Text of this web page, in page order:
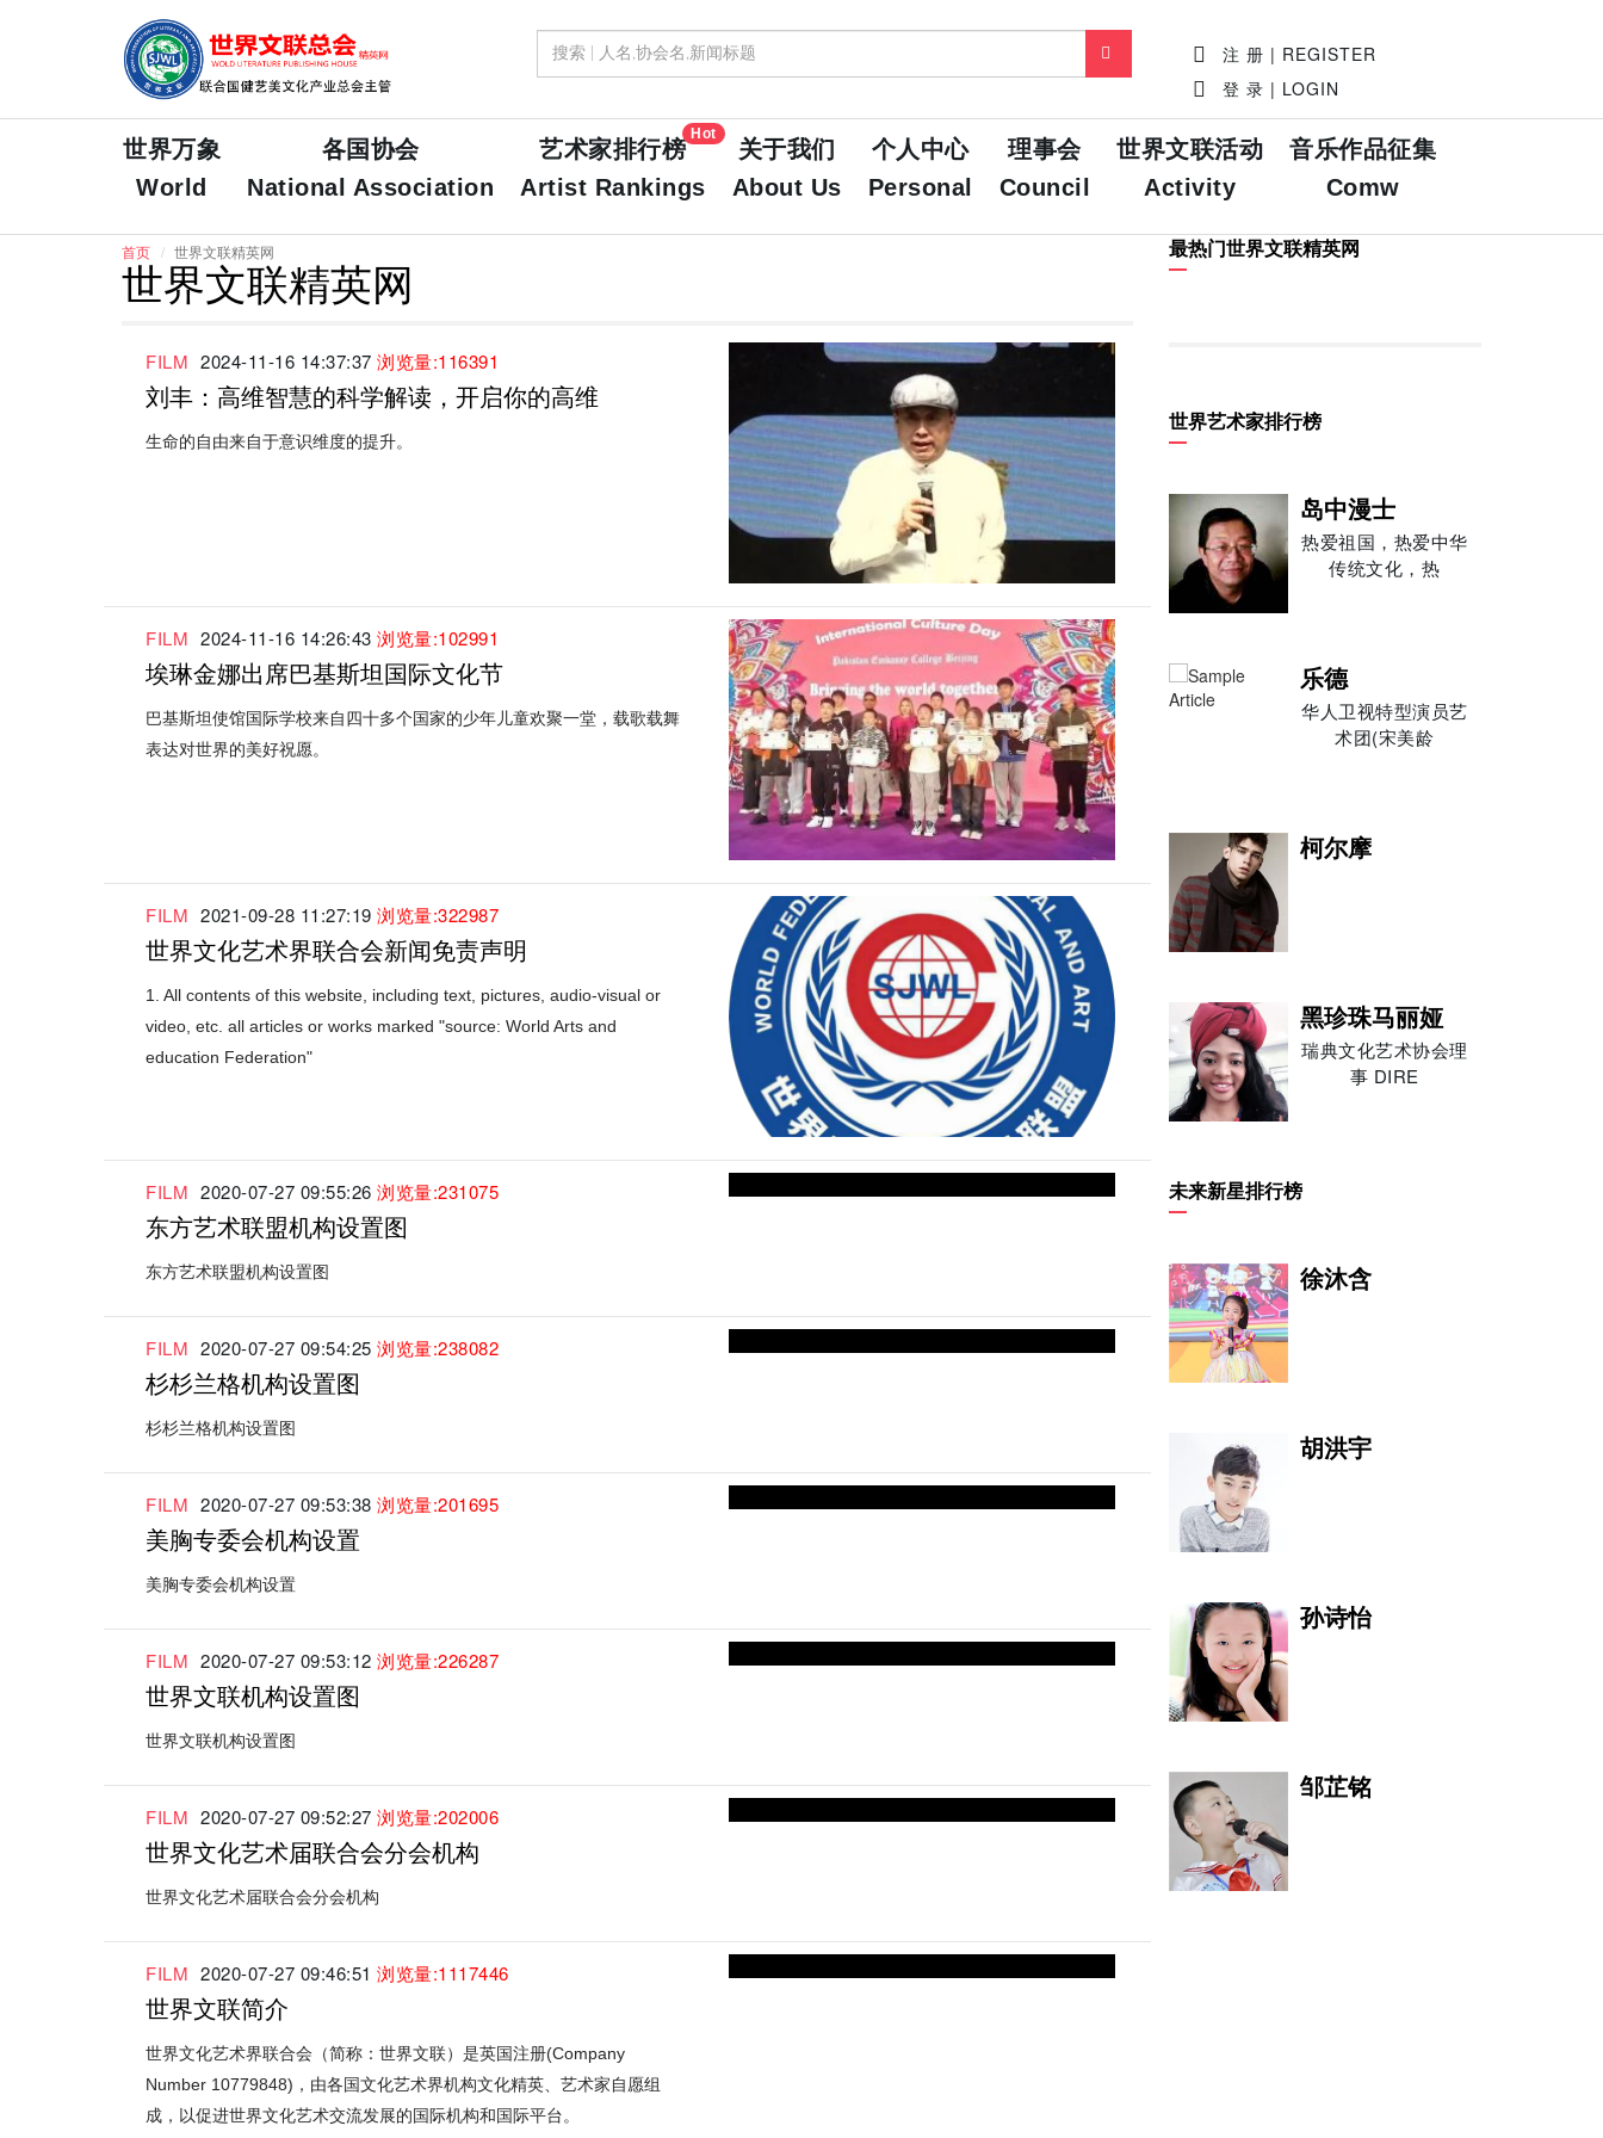
注 册 | REGISTER
登 录 | LOGIN
世界万象
World
各国协会
National Association
艺术家排行榜
Artist Rankings
Hot
关于我们
About Us
个人中心
Personal
理事会
Council
世界文联活动
Activity
音乐作品征集
Comw
首页 世界文联精英网
世界文联精英网
FILM 2024-11-16 14:37:37 浏览量:116391
刘丰：高维智慧的科学解读，开启你的高维
生命的自由来自于意识维度的提升。
FILM 2024-11-16 14:26:43 浏览量:102991
埃琳金娜出席巴基斯坦国际文化节
巴基斯坦使馆国际学校来自四十多个国家的少年儿童欢聚一堂，载歌载舞
表达对世界的美好祝愿。
FILM 2021-09-28 11:27:19 浏览量:322987
世界文化艺术界联合会新闻免责声明
1. All contents of this website, including text, pictures, audio-visual or
video, etc. all articles or works marked "source: World Arts and
education Federation"
FILM 2020-07-27 09:55:26 浏览量:231075
东方艺术联盟机构设置图
东方艺术联盟机构设置图
FILM 2020-07-27 09:54:25 浏览量:238082
杉杉兰格机构设置图
杉杉兰格机构设置图
FILM 2020-07-27 09:53:38 浏览量:201695
美胸专委会机构设置
美胸专委会机构设置
FILM 2020-07-27 09:53:12 浏览量:226287
世界文联机构设置图
世界文联机构设置图
FILM 2020-07-27 09:52:27 浏览量:202006
世界文化艺术届联合会分会机构
世界文化艺术届联合会分会机构
FILM 2020-07-27 09:46:51 浏览量:1117446
世界文联简介
世界文化艺术界联合会（简称：世界文联）是英国注册(Company
Number 10779848)，由各国文化艺术界机构文化精英、艺术家自愿组
成，以促进世界文化艺术交流发展的国际机构和国际平台。
最热门世界文联精英网
世界艺术家排行榜
岛中漫士
热爱祖国，热爱中华
传统文化，热
乐德
华人卫视特型演员艺
术团(宋美龄
柯尔摩
黑珍珠马丽娅
瑞典文化艺术协会理
事 DIRE
周存华
未来新星排行榜
徐沐含
胡洪宇
孙诗怡
邹芷铭